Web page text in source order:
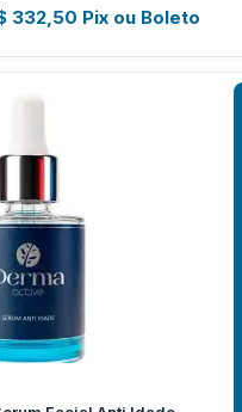
332,50 Pix ou Boleto